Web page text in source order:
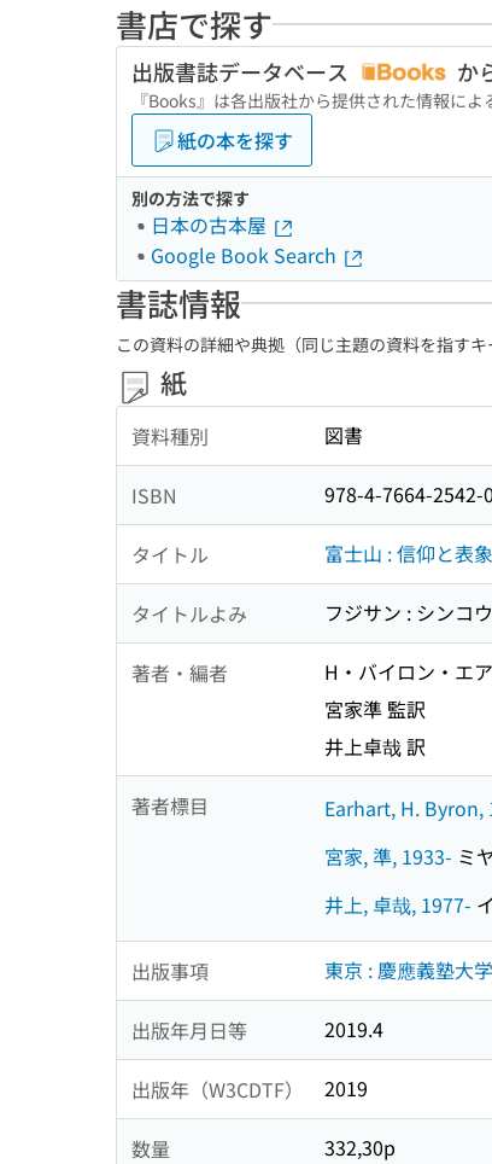
書店で探す
出版書誌データベース か
『Books』は各出版社から提供された情報に
紙の本を探す
別の方法で探す
日本の古本屋
Google Book Search
書誌情報
この資料の詳細や典拠（同じ主題の資料を指す
紙
資料種別 図書
ISBN 978-4-7664-2542-0
タイトル 富士山 : 信仰と表
タイトルよみ フジサン : シンコ
著者・編者
H・バイロン・エ
宮家準 監訳
井上卓哉 訳
著者標目 Earhart, H. Byron,
宮家, 準, 1933- ミ
井上, 卓哉, 1977-
出版事項 東京 : 慶應義塾大
出版年月日等 2019.4
出版年（W3CDTF） 2019
数量 332,30p